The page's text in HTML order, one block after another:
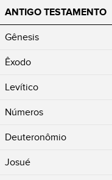
ANTIGO TESTAMENTO
Gênesis
Êxodo
Levítico
Números
Deuteronômio
Josué